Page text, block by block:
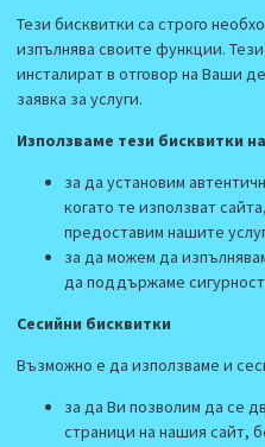
Тези бисквитки са строго
изпълнява своите функции.
инсталират в отговор на Ваши
заявка за услуги.
Използваме тези бисквитки
за да установим
когато те използват
предоставим нашите
за да можем да
да поддържаме
Сесийни бисквитки
Възможно е да използваме и
за да Ви позволим да се
страници на нашия сайт,